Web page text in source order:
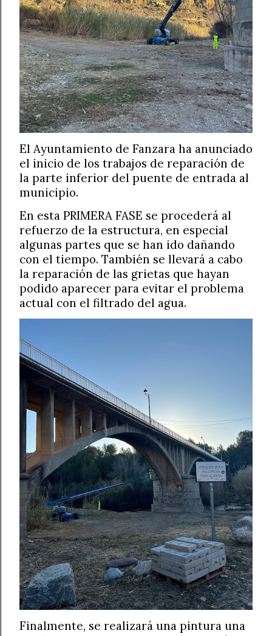
El Ayuntamiento de Fanzara ha anunciado
el inicio de los trabajos de reparación de
la parte inferior del puente de entrada al
municipio.
En esta PRIMERA FASE se procederá al
refuerzo de la estructura, en especial
algunas partes que se han ido dañando
con el tiempo. También se llevará a cabo
la reparación de las grietas que hayan
podido aparecer para evitar el problema
actual con el filtrado del agua.
Finalmente, se realizará una pintura una